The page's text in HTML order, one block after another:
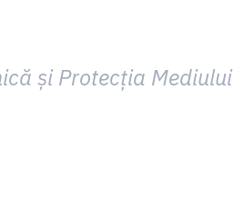
şi Protecţia Mediului